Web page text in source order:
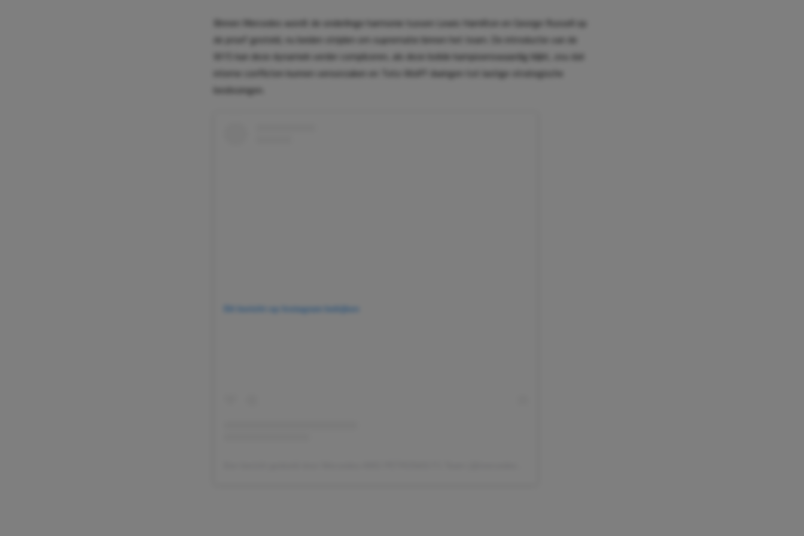
Binnen Mercedes wordt de onderlinge harmonie tussen Lewis Hamilton en George Russell op
de proef gesteld, nu beiden strijden om suprematie binnen het team. De introductie van de
W15 kan deze dynamiek verder compliceren, als deze bolide kampioenswaardig blijkt, zou dat
interne conflicten kunnen veroorzaken en Toto Wolff dwingen tot lastige strategische
beslissingen.
Dit bericht op Instagram bekijken